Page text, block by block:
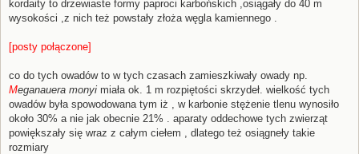
kordaity to drzewiaste formy paproci karbońskich ,osiągały do 40 m
wysokości ,z nich też powstały złoża węgla kamiennego .
[posty połączone]
co do tych owadów to w tych czasach zamieszkiwały owady np.
Meganauera monyi miała ok. 1 m rozpiętości skrzydeł. wielkość tych
owadów była spowodowana tym iż , w karbonie stężenie tlenu wynosiło
około 30% a nie jak obecnie 21% . aparaty oddechowe tych zwierząt
powiększały się wraz z całym ciełem , dlatego też osiągneły takie
rozmiary